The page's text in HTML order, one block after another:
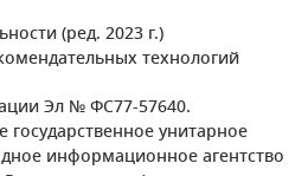
(ред. 2023 г.)
технологий
Эл № ФС77-57640.
унитарное
информационное агентство